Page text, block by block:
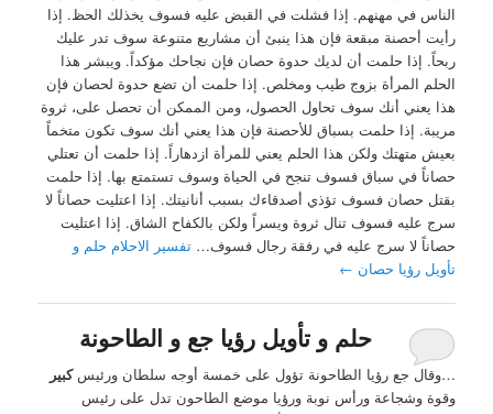
الناس في مهنهم. إذا فشلت في القبض عليه فسوف يخذلك الحظ. إذا
رأيت أحصنة مبقعة فإن هذا ينبئ أن مشاريع متنوعة سوف تدر عليك
ربحاً. إذا حلمت أن لديك حدوة حصان فإن نجاحك مؤكداً. ويبشر هذا
الحلم المرأة بزوج طيب ومخلص. إذا حلمت أن تضع حدوة لحصان فإن
هذا يعني أنك سوف تحاول الحصول، ومن الممكن أن تحصل على، ثروة
مريبة. إذا حلمت بسباق للأحصنة فإن هذا يعني أنك سوف تكون متخماً
بعيش متهتك ولكن هذا الحلم يعني للمرأة ازدهاراً. إذا حلمت أن تعتلي
حصاناً في سباق فسوف تنجح في الحياة وسوف تستمتع بها. إذا حلمت
بقتل حصان فسوف تؤذي أصدقاءك بسبب أنانيتك. إذا اعتليت حصاناً لا
سرج عليه فسوف تنال ثروة ويسراً ولكن بالكفاح الشاق. إذا اعتليت
حصاناً لا سرج عليه في رفقة رجال فسوف…تفسير الاحلام حلم و
تأويل رؤيا حصان ←
حلم و تأويل رؤيا جع و الطاحونة
…وقال جع رؤيا الطاحونة تؤول على خمسة أوجه سلطان ورئيسكبير
وقوة وشجاعة ورأس نوبة ورؤيا موضع الطاحون تدل على رئيس